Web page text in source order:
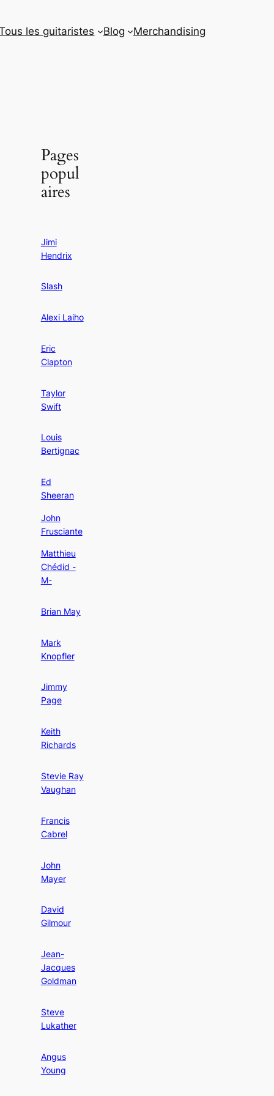
les guitaristes Blog Merchandising
Pages
popul
aires
Jimi
Hendrix
Slash
Alexi Laiho
Eric
Clapton
Taylor
Swift
Louis
Bertignac
Ed
Sheeran
John
Frusciante
Matthieu
Chédid -
M-
Brian May
Mark
Knopfler
Jimmy
Page
Keith
Richards
Stevie Ray
Vaughan
Francis
Cabrel
John
Mayer
David
Gilmour
Jean-
Jacques
Goldman
Steve
Lukather
Angus
Young